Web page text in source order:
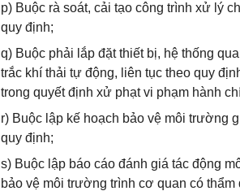
p) Buộc rà soát, cải tạo công trình xử lý
quy định;
q) Buộc phải lắp đặt thiết bị, hệ thống
trắc khí thải tự động, liên tục theo quy
trong quyết định xử phạt vi phạm hành
r) Buộc lập kế hoạch bảo vệ môi trường
quy định;
s) Buộc lập báo cáo đánh giá tác động
bảo vệ môi trường trình cơ quan có